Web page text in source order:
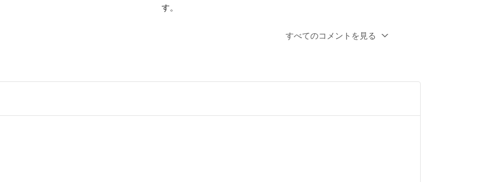
す。
90,000円にてお願いしたいと思いますので、対応のほどよろ
すべてのコメントを見る